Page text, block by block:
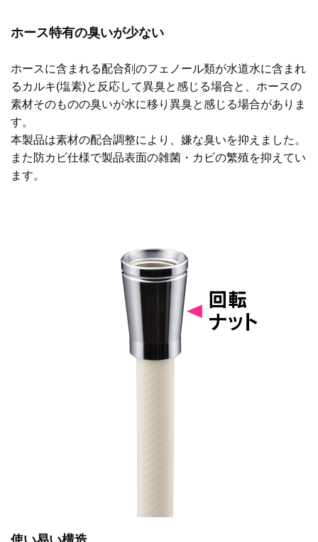
ホース特有の臭いが少ない
ホースに含まれる配合剤のフェノール類が水道水に含まれ
るカルキ(塩素)と反応して異臭と感じる場合と、ホースの
素材そのものの臭いが水に移り異臭と感じる場合がありま
す。
本製品は素材の配合調整により、嫌な臭いを抑えました。
また防カビ仕様で製品表面の雑菌・カビの繁殖を抑えてい
ます。